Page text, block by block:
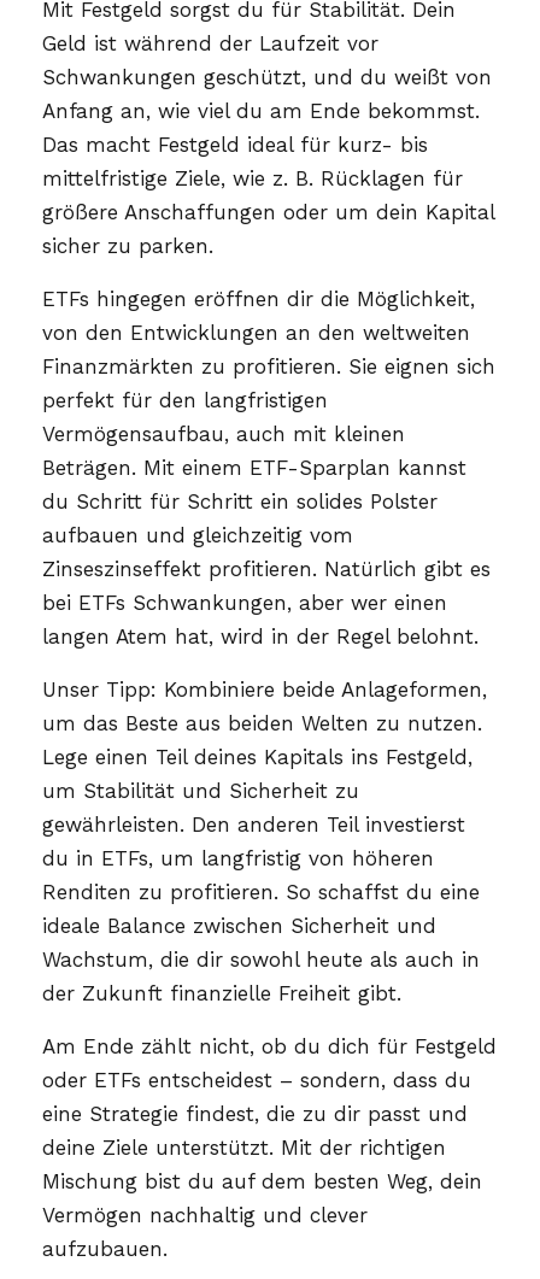
Mit Festgeld sorgst du für Stabilität. Dein
Geld ist während der Laufzeit vor
Schwankungen geschützt, und du weißt von
Anfang an, wie viel du am Ende bekommst.
Das macht Festgeld ideal für kurz- bis
mittelfristige Ziele, wie z. B. Rücklagen für
größere Anschaffungen oder um dein Kapital
sicher zu parken.
ETFs hingegen eröffnen dir die Möglichkeit,
von den Entwicklungen an den weltweiten
Finanzmärkten zu profitieren. Sie eignen sich
perfekt für den langfristigen
Vermögensaufbau, auch mit kleinen
Beträgen. Mit einem ETF-Sparplan kannst
du Schritt für Schritt ein solides Polster
aufbauen und gleichzeitig vom
Zinseszinseffekt profitieren. Natürlich gibt es
bei ETFs Schwankungen, aber wer einen
langen Atem hat, wird in der Regel belohnt.
Unser Tipp: Kombiniere beide Anlageformen,
um das Beste aus beiden Welten zu nutzen.
Lege einen Teil deines Kapitals ins Festgeld,
um Stabilität und Sicherheit zu
gewährleisten. Den anderen Teil investierst
du in ETFs, um langfristig von höheren
Renditen zu profitieren. So schaffst du eine
ideale Balance zwischen Sicherheit und
Wachstum, die dir sowohl heute als auch in
der Zukunft finanzielle Freiheit gibt.
Am Ende zählt nicht, ob du dich für Festgeld
oder ETFs entscheidest – sondern, dass du
eine Strategie findest, die zu dir passt und
deine Ziele unterstützt. Mit der richtigen
Mischung bist du auf dem besten Weg, dein
Vermögen nachhaltig und clever
aufzubauen.